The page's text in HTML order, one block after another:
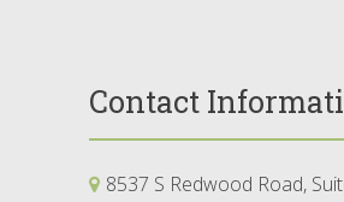
Contact
8537 S Redwood Road,